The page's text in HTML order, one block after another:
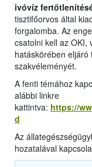
ivóvíz
tisztifőorvos által
forgalomba. Az
csatolni kell az OKI,
hatáskörében
szakvéleményét.
A fenti témához
alábbi linkre
kattintva: https://
d
Az
hozatalával